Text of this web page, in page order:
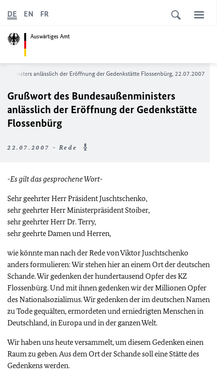
Auswärtiges Amt
DE EN FR
anlässlich der Eröffnung der Gedenkstätte Flossenbürg, 22.07.2007
Grußwort des Bundesaußenministers
anlässlich der Eröffnung der Gedenkstätte
Flossenbürg
22.07.2007 - Rede
-Es gilt das gesprochene Wort-
Sehr geehrter Herr Präsident Juschtschenko,
sehr geehrter Herr Ministerpräsident Stoiber,
sehr geehrter Herr Dr. Terry,
sehr geehrte Damen und Herren,
wie könnte man nach der Rede von Viktor Juschtschenko
anders formulieren: Wir stehen hier an einem Ort der deutschen
Schande. Wir gedenken der hundertausend Opfer des KZ
Flossenbürg. Und mit ihnen gedenken wir der Millionen Opfer
des Nationalsozialimus. Wir gedenken der im deutschen Namen
zu Tode gequälten, ermordeten und erniedrigten Menschen in
Deutschland, in Europa und in der ganzen Welt.
Wir haben uns heute versammelt, um diesem Gedenken einen
Raum zu geben. Aus dem Ort der Schande soll eine Stätte des
Gedenkens werden.